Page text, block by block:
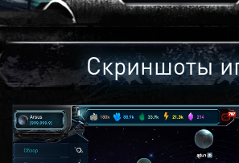
Скриншоты